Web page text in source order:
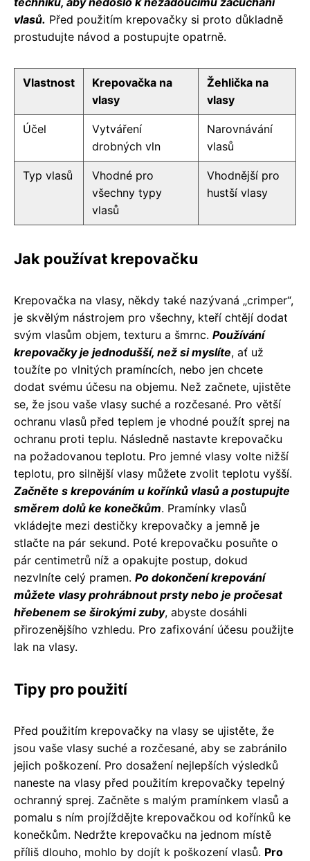
vlasů. Před použitím krepovačky si proto důkladně
prostudujte návod a postupujte opatrně.
Vlastnost
Krepovačka na
vlasy
Žehlička na
vlasy
Účel
Vytváření
drobných vln
Narovnávání
vlasů
Typ vlasů
Vhodné pro
všechny typy
vlasů
Vhodnější pro
hustší vlasy
Jak používat krepovačku
Krepovačka na vlasy, někdy také nazývaná „crimper“,
je skvělým nástrojem pro všechny, kteří chtějí dodat
svým vlasům objem, texturu a šmrnc. Používání
krepovačky je jednodušší, než si myslíte, ať už
toužíte po vlnitých pramíncích, nebo jen chcete
dodat svému účesu na objemu. Než začnete, ujistěte
se, že jsou vaše vlasy suché a rozčesané. Pro větší
ochranu vlasů před teplem je vhodné použít sprej na
ochranu proti teplu. Následně nastavte krepovačku
na požadovanou teplotu. Pro jemné vlasy volte nižší
teplotu, pro silnější vlasy můžete zvolit teplotu vyšší.
Začněte s krepováním u kořínků vlasů a postupujte
směrem dolů ke konečkům. Pramínky vlasů
vkládejte mezi destičky krepovačky a jemně je
stlačte na pár sekund. Poté krepovačku posuňte o
pár centimetrů níž a opakujte postup, dokud
nezvlníte celý pramen. Po dokončení krepování
můžete vlasy prohrábnout prsty nebo je pročesat
hřebenem se širokými zuby, abyste dosáhli
přirozenějšího vzhledu. Pro zafixování účesu použijte
lak na vlasy.
Tipy pro použití
Před použitím krepovačky na vlasy se ujistěte, že
jsou vaše vlasy suché a rozčesané, aby se zabránilo
jejich poškození. Pro dosažení nejlepších výsledků
naneste na vlasy před použitím krepovačky tepelný
ochranný sprej. Začněte s malým pramínkem vlasů a
pomalu s ním projíždějte krepovačkou od kořínků ke
konečkům. Nedržte krepovačku na jednom místě
příliš dlouho, mohlo by dojít k poškození vlasů. Pro